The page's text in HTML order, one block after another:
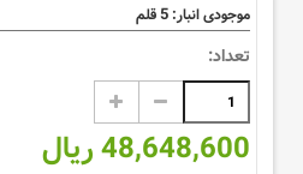
موجودی انبار:5قلم
تعداد:
48,648,600 ریال